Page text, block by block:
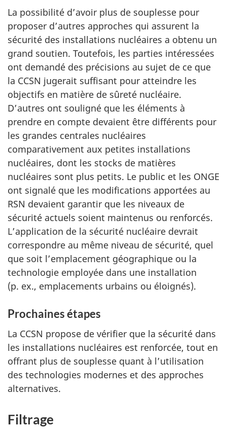
La possibilité d’avoir plus de souplesse pour
proposer d’autres approches qui assurent la
sécurité des installations nucléaires a obtenu un
grand soutien. Toutefois, les parties intéressées
ont demandé des précisions au sujet de ce que
la CCSN jugerait suffisant pour atteindre les
objectifs en matière de sûreté nucléaire.
D’autres ont souligné que les éléments à
prendre en compte devaient être différents pour
les grandes centrales nucléaires
comparativement aux petites installations
nucléaires, dont les stocks de matières
nucléaires sont plus petits. Le public et les ONGE
ont signalé que les modifications apportées au
RSN devaient garantir que les niveaux de
sécurité actuels soient maintenus ou renforcés.
L’application de la sécurité nucléaire devrait
correspondre au même niveau de sécurité, quel
que soit l’emplacement géographique ou la
technologie employée dans une installation
(p. ex., emplacements urbains ou éloignés).
Prochaines étapes
La CCSN propose de vérifier que la sécurité dans
les installations nucléaires est renforcée, tout en
offrant plus de souplesse quant à l’utilisation
des technologies modernes et des approches
alternatives.
Filtrage